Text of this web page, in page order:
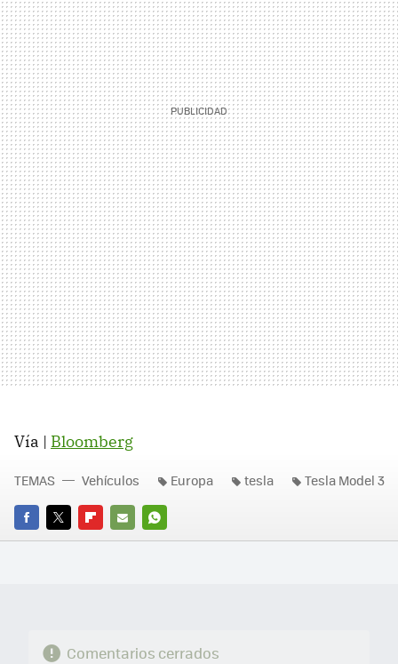
Vía | Bloomberg
FACEBOOK
TWITTERFLIPBOARD
E-
WHATSAPP
TEMAS Vehículos Europa tesla Tesla Model 3
Comentarios cerrados